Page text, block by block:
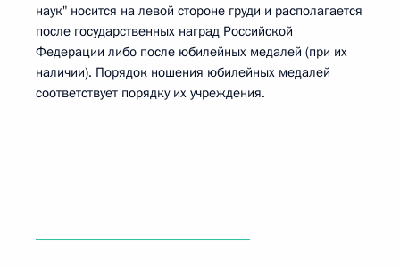
наук" носится на левой стороне груди и располагается
после государственных наград Российской
Федерации либо после юбилейных медалей (при их
наличии). Порядок ношения юбилейных медалей
соответствует порядку их учреждения.